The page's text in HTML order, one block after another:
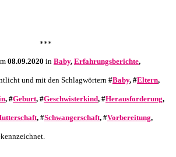
***
08.09.2020 in Baby, Erfahrungsberichte,
und mit den Schlagwörtern #Baby, #Eltern,
, #Geburt, #Geschwisterkind, #Herausforderung,
, #Schwangerschaft, #Vorbereitung,